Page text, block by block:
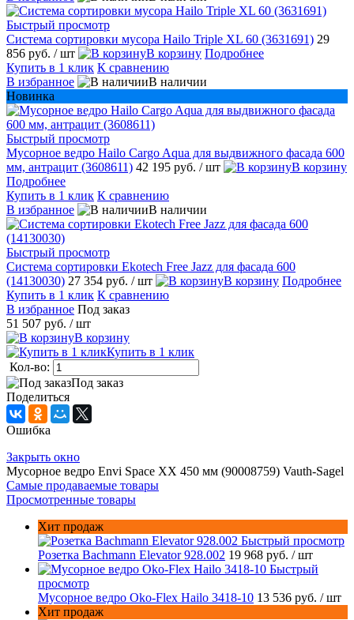
Быстрый просмотр
Система сортировки мусора Hailo Triple XL 60 (3631691) 29
856 руб. / шт В корзину Подробнее
Купить в 1 клик К сравнению
В избранное
В наличии
Новинка
Быстрый просмотр
Мусорное ведро Hailo Cargo Aqua для выдвижного фасада 600
мм, антрацит (3608611) 42 195 руб. / шт
В корзину
Подробнее
Купить в 1 клик К сравнению
В избранное
В наличии
Быстрый просмотр
Система сортировки Ekotech Free Jazz для фасада 600
(14130030) 27 354 руб. / шт В корзину Подробнее
Купить в 1 клик К сравнению
В избранное Под заказ
51 507 руб. / шт
В корзину
Купить в 1 клик
Кол-во:
Под заказ
Поделиться
Ошибка
Закрыть окно
Мусорное ведро Envi Space XX 450 мм (90008759) Vauth-Sagel
Самые продаваемые товары
Просмотренные товары
Хит продаж
Быстрый просмотр
Розетка Bachmann Elevator 928.002 19 968 руб. / шт
Быстрый
просмотр
Мусорное ведро Oko-Flex Hailo 3418-10 13 536 руб. / шт
Хит продаж